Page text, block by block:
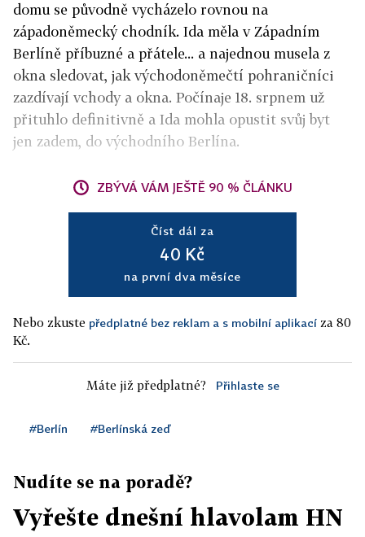
domu se původně vycházelo rovnou na
západoněmecký chodník. Ida měla v Západním
Berlíně příbuzné a přátele... a najednou musela z
okna sledovat, jak východoněmečtí pohraničníci
zazdívají vchody a okna. Počínaje 18. srpnem už
přituhlo definitivně a Ida mohla opustit svůj byt
jen zadem, do východního Berlína.
ZBÝVÁ VÁM JEŠTĚ 90 % ČLÁNKU
Číst dál za
40 Kč
na první dva měsíce
Nebo zkuste předplatné bez reklam a s mobilní aplikací za 80
Kč.
Máte již předplatné? Přihlaste se
#Berlín #Berlínská zeď
Nudíte se na poradě?
Vyřešte dnešní hlavolam HN